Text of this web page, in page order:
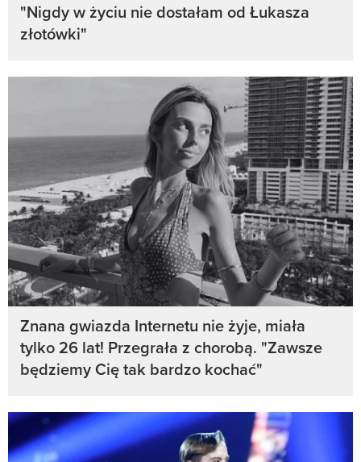
"Nigdy w życiu nie dostałam od Łukasza
złotówki"
Znana gwiazda Internetu nie żyje, miała
tylko 26 lat! Przegrała z chorobą. "Zawsze
będziemy Cię tak bardzo kochać"